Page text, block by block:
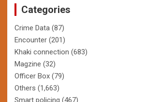
Categories
Crime Data (87)
Encounter (201)
Khaki connection (683)
Magzine (32)
Officer Box (79)
Others (1,663)
Smart policing (467)